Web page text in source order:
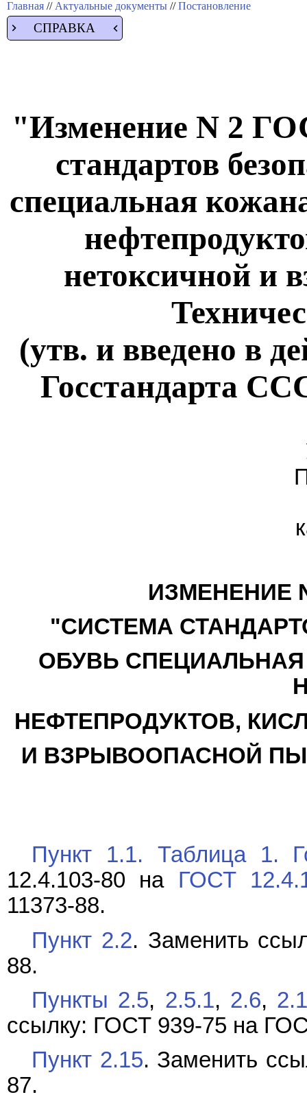
Главная // Актуальные документы //Постановление
СПРАВКА
"Изменение N 2
стандартов
специальная
нетоксичной и
(утв. и введено в
Госстандарта
ИЗМЕНЕНИЕ
"СИСТЕМА
ОБУВЬ
НЕФТЕПРОДУКТОВ,
И ВЗРЫВООПАСНОЙ
Пункт 1.1. Таблица 1.
12.4.103-80 на ГОСТ
11373-88.
Пункт 2.2. Заменить
88.
Пункты 2.5, 2.5.1, 2.6,
ссылку: ГОСТ 939-75 на
Пункт 2.15. Заменить
87.